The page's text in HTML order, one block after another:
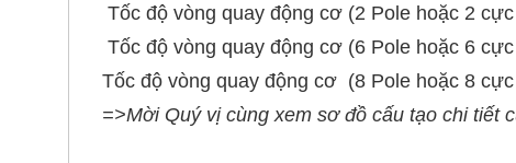
Tốc độ vòng quay động cơ (2 Pole hoặc 2
Tốc độ vòng quay động cơ (6 Pole hoặc 6
Tốc độ vòng quay động cơ (8 Pole hoặc 8
=>Mời Quý vị cùng xem sơ đồ cấu tạo chi tiết